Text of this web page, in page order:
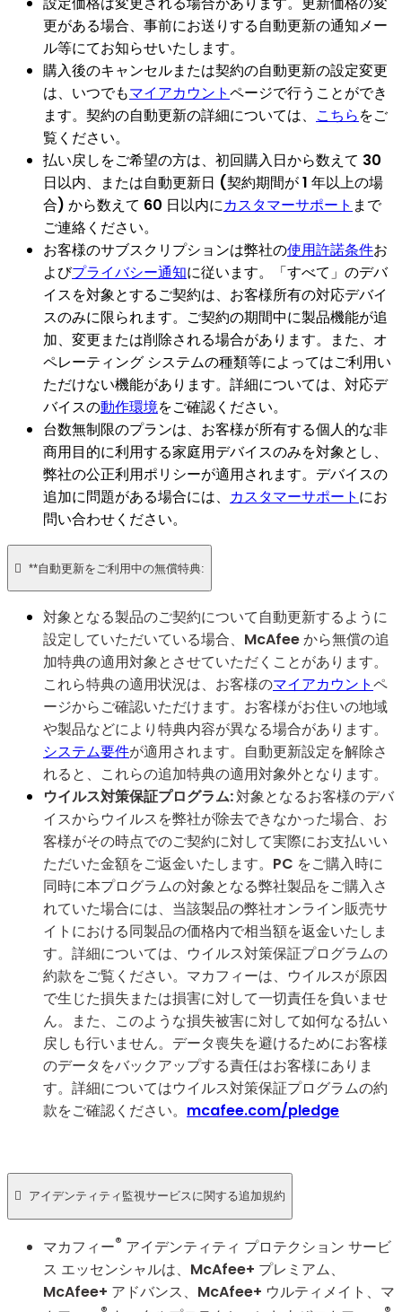
更がある場合、事前にお送りする自動更新の通知メー
ル等にてお知らせいたします。
購入後のキャンセルまたは契約の自動更新の設定変更
は、いつでもマイアカウントページで行うことができ
ます。契約の自動更新の詳細については、 こちらをご
覧ください。
払い戻しをご希望の方は、初回購入日から数えて 30
日以内、または自動更新日 (契約期間が 1 年以上の場
合) から数えて 60 日以内にカスタマーサポート まで
ご連絡ください。
お客様のサブスクリプションは弊社の使用許諾条件お
よびプライバシー通知に従います。「すべて」のデバ
イスを対象とするご契約は、お客様所有の対応デバイ
スのみに限られます。ご契約の期間中に製品機能が追
加、変更または削除される場合があります。また、オ
ペレーティング システムの種類等によってはご利用い
ただけない機能があります。詳細については、対応デ
バイスの動作環境をご確認ください。
台数無制限のプランは、お客様が所有する個人的な非
商用目的に利用する家庭用デバイスのみを対象とし、
弊社の公正利用ポリシーが適用されます。デバイスの
追加に問題がある場合には、 カスタマーサポート にお
問い合わせください。
 **自動更新をご利用中の無償特典:
対象となる製品のご契約について自動更新するように
設定していただいている場合、McAfee から無償の追
加特典の適用対象とさせていただくことがあります。
これら特典の適用状況は、お客様のマイアカウントペ
ージからご確認いただけます。お客様がお住いの地域
や製品などにより特典内容が異なる場合があります。
システム要件が適用されます。自動更新設定を解除さ
れると、これらの追加特典の適用対象外となります。
ウイルス対策保証プログラム:対象となるお客様のデバ
イスからウイルスを弊社が除去できなかった場合、お
客様がその時点でのご契約に対して実際にお支払いい
ただいた金額をご返金いたします。PC をご購入時に
同時に本プログラムの対象となる弊社製品をご購入さ
れていた場合には、当該製品の弊社オンライン販売サ
イトにおける同製品の価格内で相当額を返金いたしま
す。詳細については、ウイルス対策保証プログラムの
約款をご覧ください。マカフィーは、ウイルスが原因
で生じた損失または損害に対して一切責任を負いませ
ん。また、このような損失被害に対して如何なる払い
戻しも行いません。データ喪失を避けるためにお客様
のデータをバックアップする責任はお客様にありま
す。詳細についてはウイルス対策保証プログラムの約
款をご確認ください。 mcafee.com/pledge
 アイデンティティ監視サービスに関する追加規約
マカフィー® アイデンティティ プロテクション サービ
ス エッセンシャルは、McAfee+ プレミアム、
McAfee+ アドバンス、McAfee+ ウルティメイト、マ